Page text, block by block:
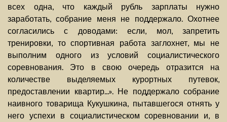
всех одна, что каждый рубль зарплаты нужно
заработать, собрание меня не поддержало. Охотнее
согласились с доводами: если, мол, запретить
тренировки, то спортивная работа заглохнет, мы не
выполним одного из условий социалистического
соревнования. Это в свою очередь отразится на
количестве выделяемых курортных путевок,
предоставлении квартир...». Не поддержало собрание
наивного товарища Кукушкина, пытавшегося отнять у
него успехи в социалистическом соревновании и, в